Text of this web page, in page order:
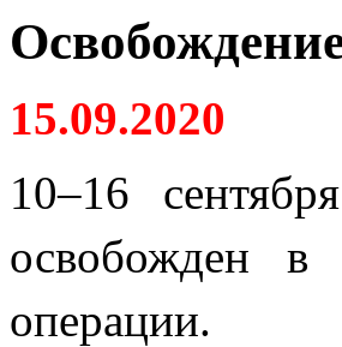
15.09.2020
10–16
освобожден в
операции.